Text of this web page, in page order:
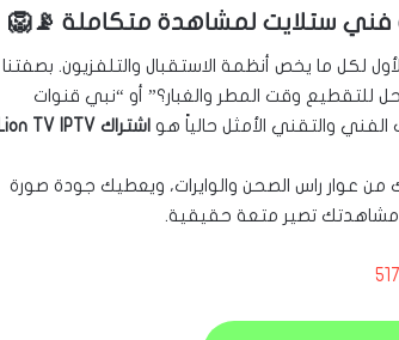
لكل ما يخص أنظمة الاستقبال والتلفزيون. بصفتنا
للتقطيع وقت المطر والغبار؟” أو “نبي قنوات
والتقني الأمثل حالياً هو اشتراك Lion TV IPTV
من عوار راس الصحن والوايرات، ويعطيك جودة صورة
تصير متعة حقيقية.